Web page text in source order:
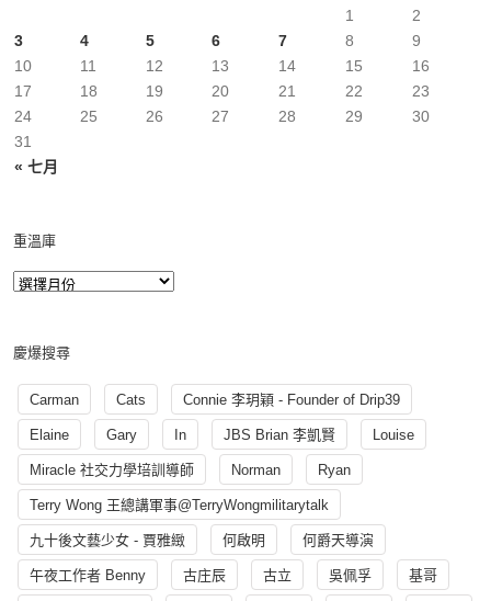
« 七月
1
2
3
4 5 6 7 8
9
10
11 12 13 14 15
16
17
18 19 20 21 22
23
24
25 26 27 28 29
30
31
重溫庫
慶爆搜尋
Carman Cats Connie 李玥穎 - Founder of Drip39
Elaine Gary In JBS Brian 李凱賢 Louise
Miracle 社交力學培訓導師 Norman Ryan
Terry Wong 王總講軍事@TerryWongmilitarytalk
九十後文藝少女 - 賈雅緻 何啟明 何爵天導演
午夜工作者 Benny 古庄辰 古立 吳佩孚 基哥